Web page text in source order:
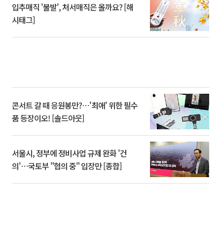
입추매직 '불발', 처서매직은 올까요? [해
시태그]
콘서트 갈 때 응원봉만?⋯'최애' 위한 필수
품 등장이오! [솔드아웃]
서울시, 정부에 정비사업 규제 완화 '건
의'⋯국토부 "협의 중" 입장만 [종합]